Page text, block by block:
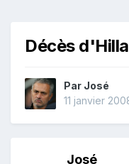
Décès
Par José
11 janvier
José